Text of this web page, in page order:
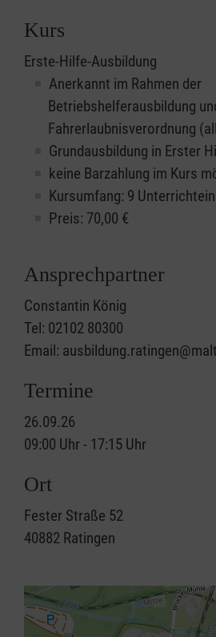
Kurs
Erste-Hilfe-Ausbildung
Anerkannt im Rahmen der
Betriebshelferausbildung
Fahrerlaubnisverordnung
Grundausbildung in Erster
keine Barzahlung im Kurs
Kursumfang: 9
Preis: 70,00 €
Ansprechpartner
Constantin König
Tel: 02102 80300
Email:
Termine
26.09.26
09:00 Uhr - 17:15 Uhr
Ort
Fester Straße 52
40882 Ratingen